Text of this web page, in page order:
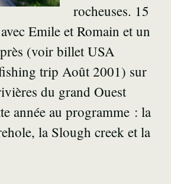
rocheuses. 15
Emile et Romain et un
(voir billet USA
trip Août 2001) sur
du grand Ouest
année au programme : la
la Slough creek et la